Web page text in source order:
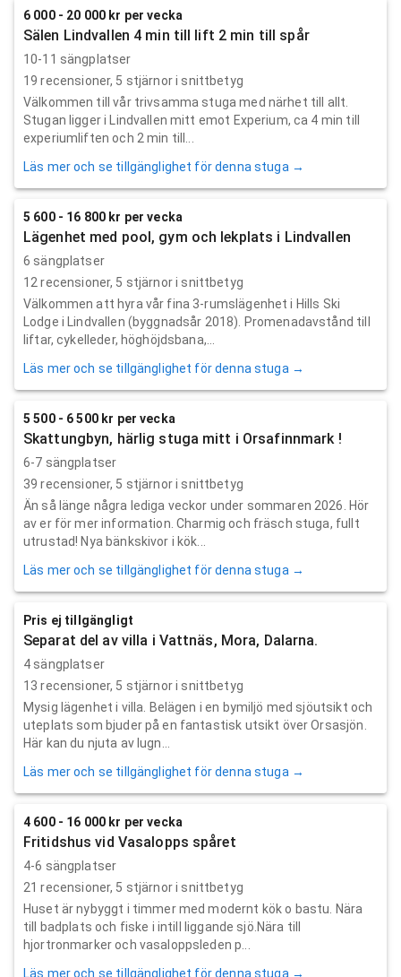
6 000 - 20 000 kr per vecka
Sälen Lindvallen 4 min till lift 2 min till spår
10-11 sängplatser
19 recensioner, 5 stjärnor i snittbetyg
Välkommen till vår trivsamma stuga med närhet till allt.
Stugan ligger i Lindvallen mitt emot Experium, ca 4 min till
experiumliften och 2 min till...
Läs mer och se tillgänglighet för denna stuga →
5 600 - 16 800 kr per vecka
Lägenhet med pool, gym och lekplats i Lindvallen
6 sängplatser
12 recensioner, 5 stjärnor i snittbetyg
Välkommen att hyra vår fina 3-rumslägenhet i Hills Ski
Lodge i Lindvallen (byggnadsår 2018). Promenadavstånd till
liftar, cykelleder, höghöjdsbana,...
Läs mer och se tillgänglighet för denna stuga →
5 500 - 6 500 kr per vecka
Skattungbyn, härlig stuga mitt i Orsafinnmark !
6-7 sängplatser
39 recensioner, 5 stjärnor i snittbetyg
Än så länge några lediga veckor under sommaren 2026. Hör
av er för mer information. Charmig och fräsch stuga, fullt
utrustad! Nya bänkskivor i kök...
Läs mer och se tillgänglighet för denna stuga →
Pris ej tillgängligt
Separat del av villa i Vattnäs, Mora, Dalarna.
4 sängplatser
13 recensioner, 5 stjärnor i snittbetyg
Mysig lägenhet i villa. Belägen i en bymiljö med sjöutsikt och
uteplats som bjuder på en fantastisk utsikt över Orsasjön.
Här kan du njuta av lugn...
Läs mer och se tillgänglighet för denna stuga →
4 600 - 16 000 kr per vecka
Fritidshus vid Vasalopps spåret
4-6 sängplatser
21 recensioner, 5 stjärnor i snittbetyg
Huset är nybyggt i timmer med modernt kök o bastu. Nära
till badplats och fiske i intill liggande sjö.Nära till
hjortronmarker och vasaloppsleden p...
Läs mer och se tillgänglighet för denna stuga →